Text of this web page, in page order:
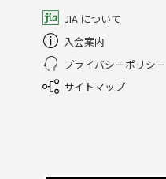
JIA について
入会案内
プライバシーポリシー
サイトマップ